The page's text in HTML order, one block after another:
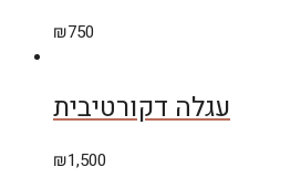
₪750
עגלה דקורטיבית
₪1,500